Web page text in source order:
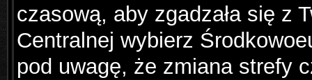
czasową, aby zgadzała się z
Centralnej wybierz
pod uwagę, że zmiana strefy